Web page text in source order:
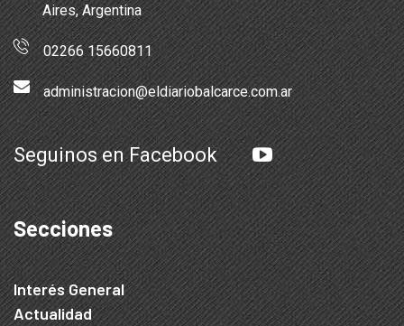
Aires, Argentina
02266 15660811
administracion@eldiariobalcarce.com.ar
Seguinos en Facebook
Secciones
Interés General
Actualidad